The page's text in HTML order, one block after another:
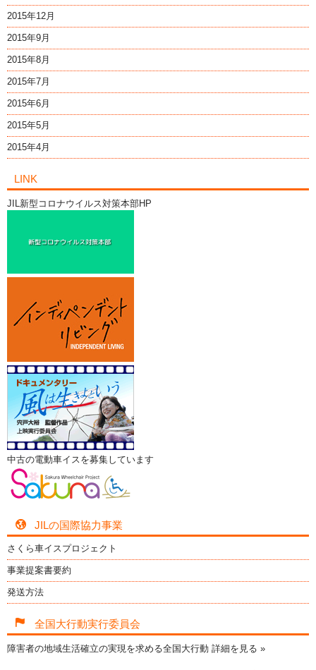
2015年12月
2015年9月
2015年8月
2015年7月
2015年6月
2015年5月
2015年4月
LINK
JIL新型コロナウイルス対策本部HP
中古の電動車イスを募集しています
JILの国際協力事業
さくら車イスプロジェクト
事業提案書要約
発送方法
全国大行動実行委員会
障害者の地域生活確立の実現を求める全国大行動 詳細を見る »